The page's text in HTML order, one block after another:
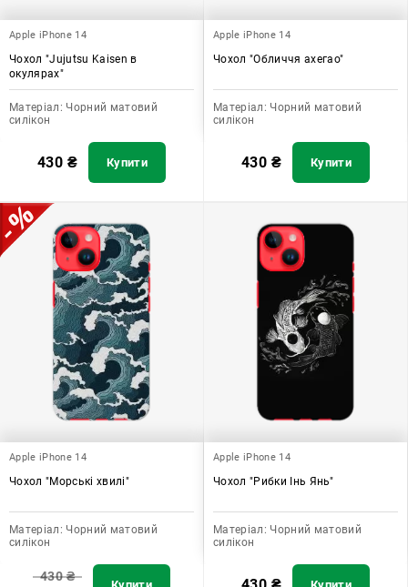
Apple iPhone 14
Чохол "Jujutsu Kaisen в
окулярах"
Матеріал: Чорний матовий
силікон
430 ₴ Купити
Apple iPhone 14
Чохол "Обличчя ахегао"
Матеріал: Чорний матовий
силікон
430 ₴ Купити
Apple iPhone 14
Чохол "Морські хвилі"
Матеріал: Чорний матовий
силікон
430₴
Apple iPhone 14
Чохол "Рибки Інь Янь"
Матеріал: Чорний матовий
силікон